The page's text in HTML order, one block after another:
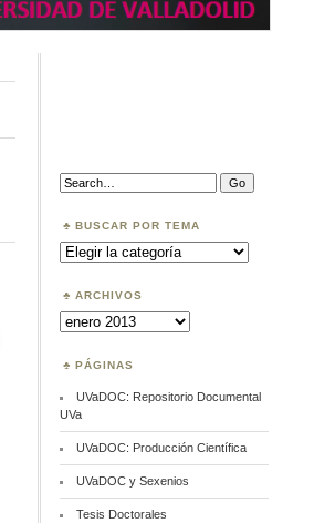
Search:
BUSCAR POR TEMA
Buscar
por
ARCHIVOS
Archivos
PÁGINAS
UVaDOC: Repositorio Documental
UVa
UVaDOC: Producción Científica
UVaDOC y Sexenios
Tesis Doctorales